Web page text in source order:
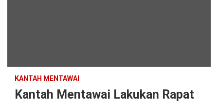
KANTAH MENTAWAI
Kantah Mentawai Lakukan Rapat